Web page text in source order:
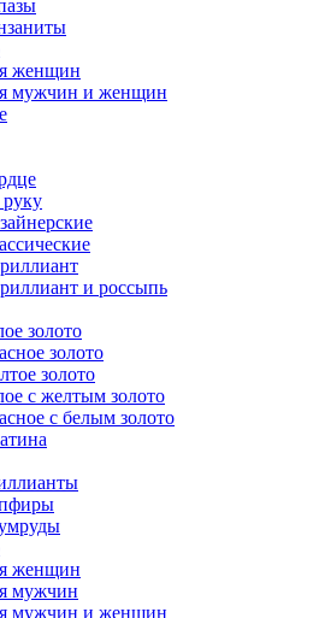
женщин
мужчин и женщин
и россыпь
золото
золото
золото
с желтым золото
с белым золото
женщин
мужчин
мужчин и женщин